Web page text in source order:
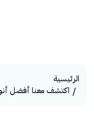
الرئيسية
اكتشف معنا أفضل أنواع